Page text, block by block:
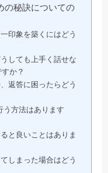
の秘訣についての
印象を築くにはどう
しても上手く話せな
か？
返答に困ったらどう
う方法はあります
と良いことはありま
しまった場合はどう